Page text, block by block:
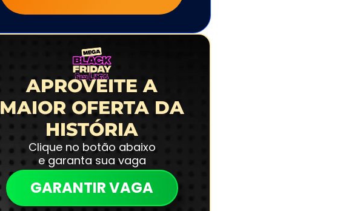
APROVEITE A
MAIOR OFERTA DA
HISTÓRIA
Clique no botão abaixo
e garanta sua vaga
GARANTIR VAGA